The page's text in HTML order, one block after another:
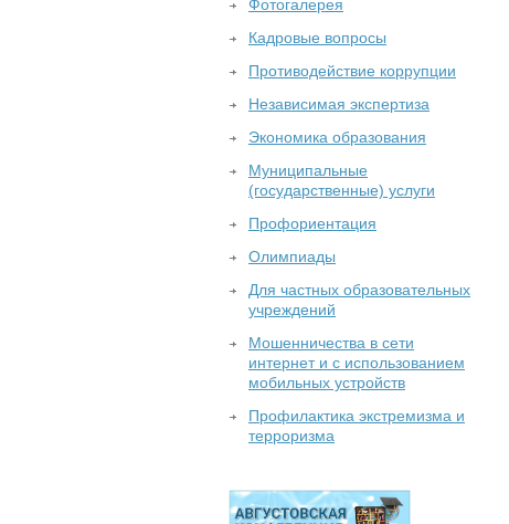
Фотогалерея
Кадровые вопросы
Противодействие коррупции
Независимая экспертиза
Экономика образования
Муниципальные
(государственные) услуги
Профориентация
Олимпиады
Для частных образовательных
учреждений
Мошенничества в сети
интернет и с использованием
мобильных устройств
Профилактика экстремизма и
терроризма